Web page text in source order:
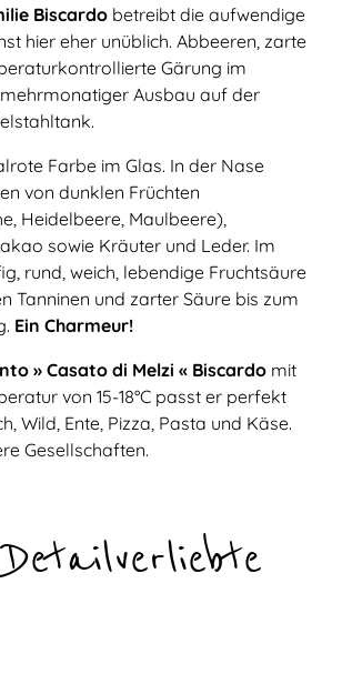
Biscardo betreibt die aufwendige
hier eher unüblich. Abbeeren, zarte
Gärung im
Ausbau auf der
Farbe im Glas. In der Nase
von dunklen Früchten
Heidelbeere, Maulbeere),
sowie Kräuter und Leder. Im
rund, weich, lebendige Fruchtsäure
Tanninen und zarter Säure bis zum
Ein Charmeur!
» Casato di Melzi « Biscardo mit
von 15-18°C passt er perfekt
Wild, Ente, Pizza, Pasta und Käse.
Gesellschaften.